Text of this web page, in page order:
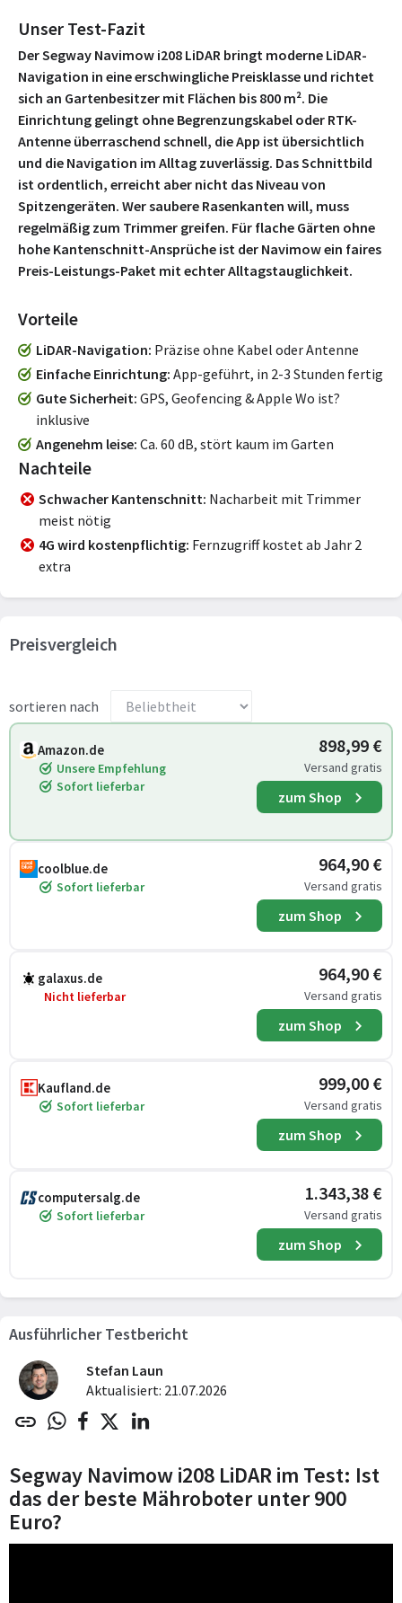
Unser Test-Fazit
Der Segway Navimow i208 LiDAR bringt moderne LiDAR-
Navigation in eine erschwingliche Preisklasse und richtet
sich an Gartenbesitzer mit Flächen bis 800 m². Die
Einrichtung gelingt ohne Begrenzungskabel oder RTK-
Antenne überraschend schnell, die App ist übersichtlich
und die Navigation im Alltag zuverlässig. Das Schnittbild
ist ordentlich, erreicht aber nicht das Niveau von
Spitzengeräten. Wer saubere Rasenkanten will, muss
regelmäßig zum Trimmer greifen. Für flache Gärten ohne
hohe Kantenschnitt-Ansprüche ist der Navimow ein faires
Preis-Leistungs-Paket mit echter Alltagstauglichkeit.
Vorteile
LiDAR-Navigation Präzise ohne Kabel oder Antenne
Einfache Einrichtung App-geführt, in 2-3 Stunden fertig
Gute Sicherheit GPS, Geofencing & Apple Wo ist?
inklusive
Angenehm leise Ca. 60 dB, stört kaum im Garten
Nachteile
Schwacher Kantenschnitt Nacharbeit mit Trimmer
meist nötig
4G wird kostenpflichtig Fernzugriff kostet ab Jahr 2
extra
Preisvergleich
sortieren nach
Amazon.de
Unsere Empfehlung
Sofort lieferbar
898,99 €
Versand gratis
zum Shop
coolblue.de
Sofort lieferbar
964,90 €
Versand gratis
zum Shop
galaxus.de
Nicht lieferbar
964,90 €
Versand gratis
zum Shop
Kaufland.de
Sofort lieferbar
999,00 €
Versand gratis
zum Shop
computersalg.de
Sofort lieferbar
1.343,38 €
Versand gratis
zum Shop
Ausführlicher Testbericht
Stefan Laun
Aktualisiert: 21.07.2026
Segway Navimow i208 LiDAR im Test: Ist
das der beste Mähroboter unter 900
Euro?